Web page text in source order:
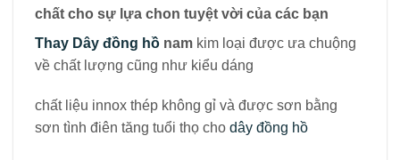
chất cho sự lựa chon tuyệt vời của các bạn
Thay Dây đồng hồ nam kim loại được ưa chuộng
về chất lượng cũng như kiểu dáng
chất liệu innox thép không gỉ và được sơn bằng
sơn tình điên tăng tuổi thọ cho dây đồng hồ